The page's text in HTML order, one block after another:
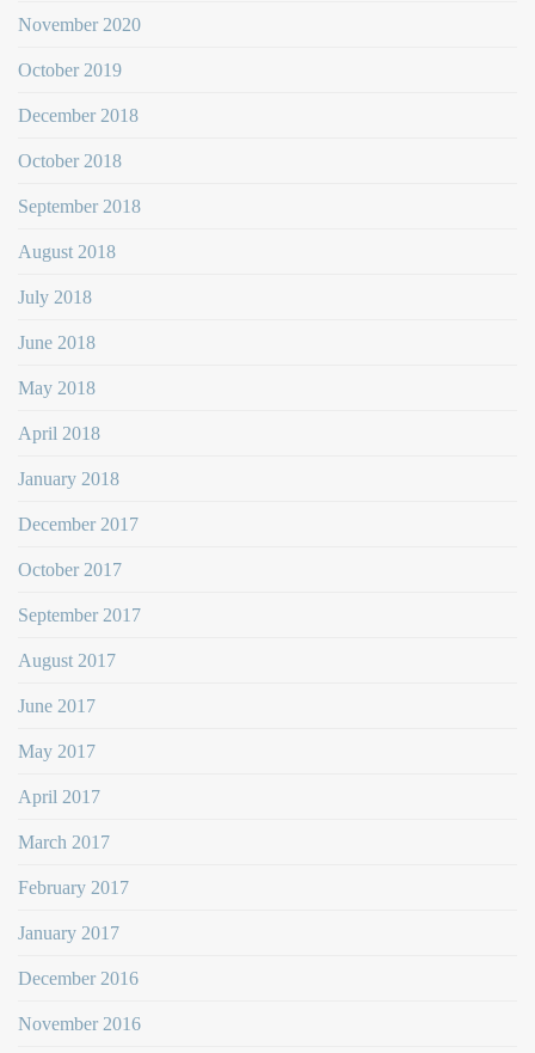
November 2020
October 2019
December 2018
October 2018
September 2018
August 2018
July 2018
June 2018
May 2018
April 2018
January 2018
December 2017
October 2017
September 2017
August 2017
June 2017
May 2017
April 2017
March 2017
February 2017
January 2017
December 2016
November 2016